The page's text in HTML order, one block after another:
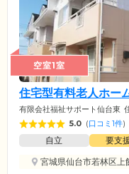
空室1室
住宅型有料老人ホー
有限会社福祉サポート仙台東
5.0 (口コミ1件)
自立 要支
宮城県仙台市若林区